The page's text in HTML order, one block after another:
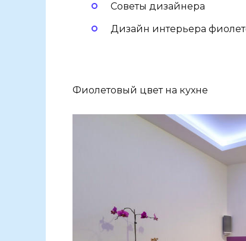
Советы дизайнера
Дизайн интерьера
Фиолетовый цвет на кухне